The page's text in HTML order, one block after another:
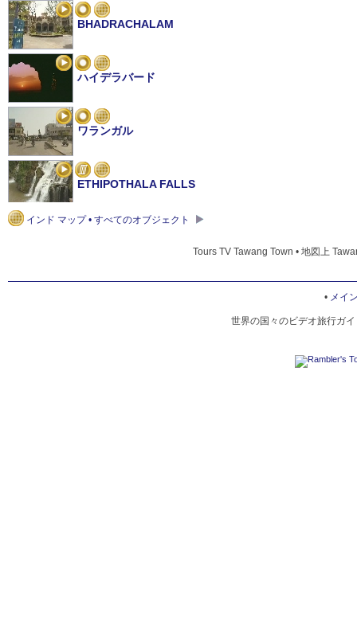
BHADRACHALAM
ハイデラバード
ワランガル
ETHIPOTHALA FALLS
インド マップ • すべてのオブジェクト
Tours TV Tawang Town • 地図上
• メイ
世界の国々のビデオ旅行ガ